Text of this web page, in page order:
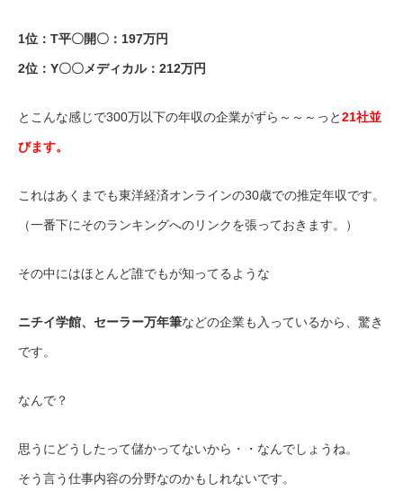
1位：T平〇開〇：197万円
2位：Y〇〇メディカル：212万円
とこんな感じで300万以下の年収の企業がずら～～～っと21社並
びます。
これはあくまでも東洋経済オンラインの30歳での推定年収です。
（一番下にそのランキングへのリンクを張っておきます。）
その中にはほとんど誰でもが知ってるような
ニチイ学館、セーラー万年筆などの企業も入っているから、驚き
です。
なんで？
思うにどうしたって儲かってないから・・なんでしょうね。
そう言う仕事内容の分野なのかもしれないです。